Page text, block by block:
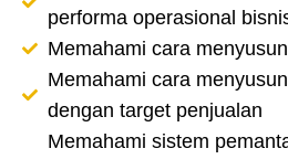
performa operasional
Memahami cara
Memahami cara
dengan target penjualan
Memahami sistem